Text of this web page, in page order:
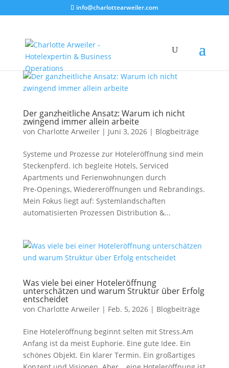
info@charlottearweiler.com
Der ganzheitliche Ansatz: Warum ich nicht
zwingend immer allein arbeite
von Charlotte Arweiler| Juni 3, 2026| Blogbeiträge
Systeme und Prozesse zur Hoteleröffnung sind mein
Steckenpferd. Ich begleite Hotels, Serviced
Apartments und Ferienwohnungen durch
Pre‑Openings, Wiedereröffnungen und Rebrandings.
Mein Fokus liegt auf: Systemlandschaften
automatisierten Prozessen Distribution &...
Was viele bei einer Hoteleröffnung
unterschätzen und warum Struktur über Erfolg
entscheidet
von Charlotte Arweiler| Feb. 5, 2026| Blogbeiträge
Eine Hoteleröffnung beginnt selten mit Stress.Am
Anfang ist da meist Euphorie. Eine gute Idee. Ein
schönes Objekt. Ein klarer Termin. Ein großartiges